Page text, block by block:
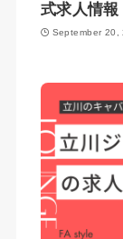
式求人情報
September 20,